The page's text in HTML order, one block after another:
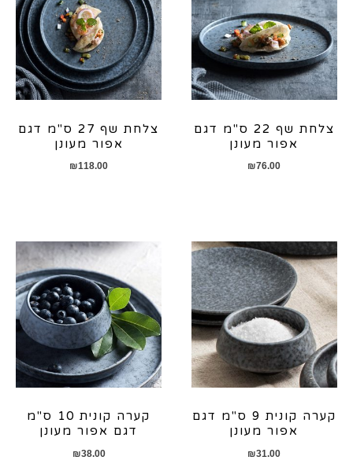
צלחת שף 22 ס"מ דגם
אפור מעונן
₪76.00
צלחת שף 27 ס"מ דגם
אפור מעונן
₪118.00
קערה קונית 9 ס"מ דגם
אפור מעונן
₪31.00
קערה קונית 10 ס"מ
דגם אפור מעונן
₪38.00